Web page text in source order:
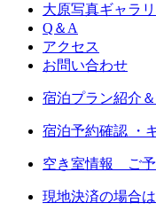
大原写真ギャラ
Q＆A
アクセス
お問い合わせ
宿泊プラン紹介
宿泊予約確認 ・
空き室情報 ご予
現地決済の場合